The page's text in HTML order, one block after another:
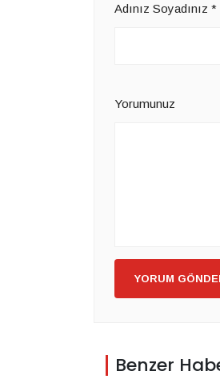
Adınız Soyadınız *
Yorumunuz
YORUM
Benzer